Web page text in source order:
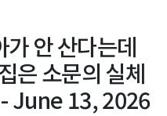
안 산다는데
은 소문의 실체
June 13, 2026